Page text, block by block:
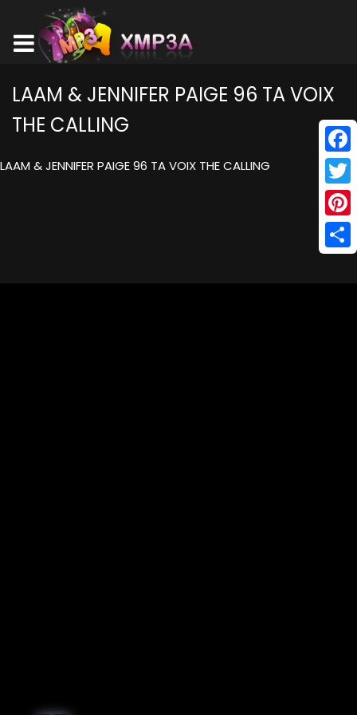
LAAM & JENNIFER PAIGE 96 TA VOIX
THE CALLING
LAAM & JENNIFER PAIGE 96 TA VOIX THE CALLING